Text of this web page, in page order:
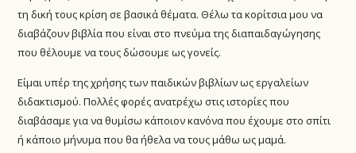
τη δική τους κρίση σε βασικά θέματα. Θέλω τα κορίτσια μου να
διαβάζουν βιβλία που είναι στο πνεύμα της διαπαιδαγώγησης
που θέλουμε να τους δώσουμε ως γονείς.
Είμαι υπέρ της χρήσης των παιδικών βιβλίων ως εργαλείων
διδακτισμού. Πολλές φορές ανατρέχω στις ιστορίες που
διαβάσαμε για να θυμίσω κάποιον κανόνα που έχουμε στο σπίτι
ή κάποιο μήνυμα που θα ήθελα να τους μάθω ως μαμά.